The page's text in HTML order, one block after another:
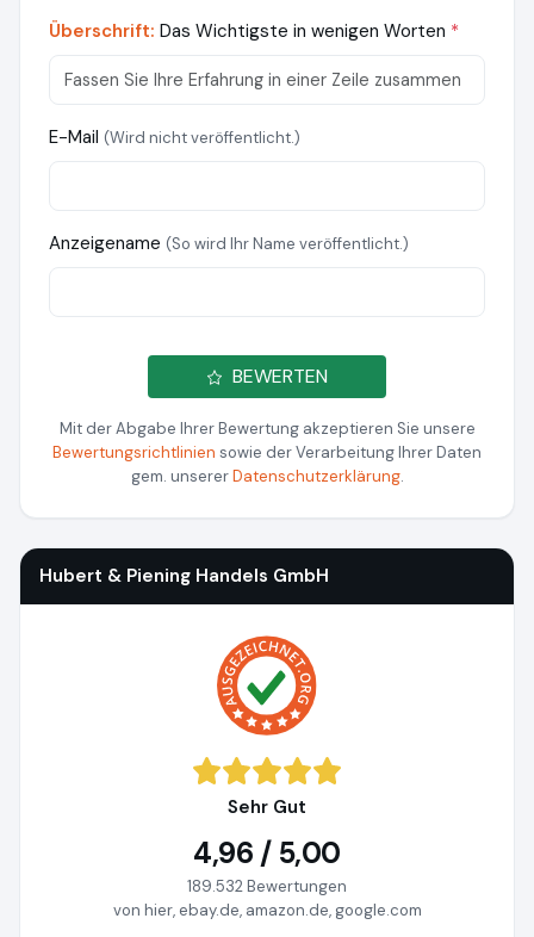
Überschrift: Das Wichtigste in wenigen Worten *
E-Mail (Wird nicht veröffentlicht.)
Anzeigename (So wird Ihr Name veröffentlicht.)
BEWERTEN
Mit der Abgabe Ihrer Bewertung akzeptieren Sie unsere
Bewertungsrichtlinien sowie der Verarbeitung Ihrer Daten
gem. unsererDatenschutzerklärung.
Hubert & Piening Handels GmbH
Sehr Gut
4,96 / 5,00
189.532 Bewertungen
von hier, ebay.de, amazon.de, google.com